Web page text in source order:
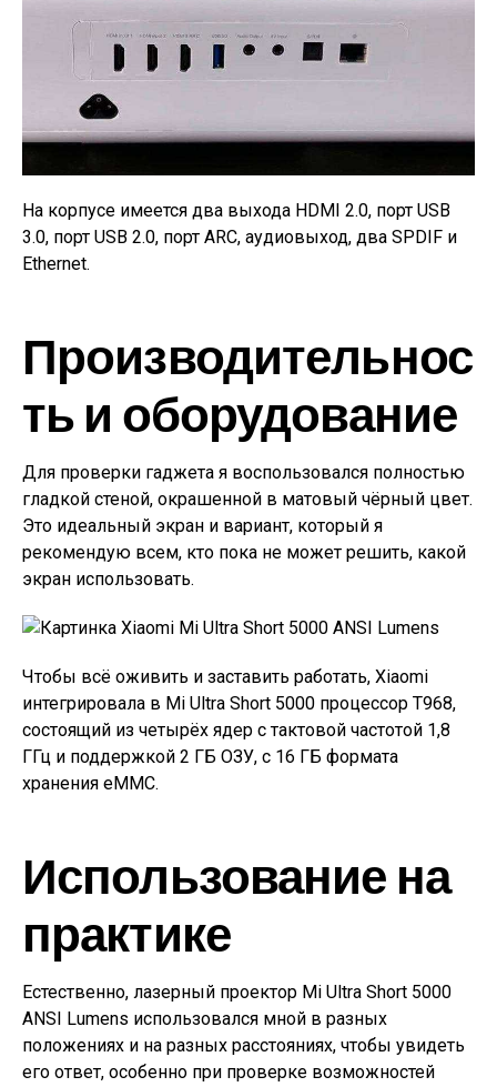
На корпусе имеется два выхода HDMI 2.0, порт USB
3.0, порт USB 2.0, порт ARC, аудиовыход, два SPDIF и
Ethernet.
Производительнос
ть и оборудование
Для проверки гаджета я воспользовался полностью
гладкой стеной, окрашенной в матовый чёрный цвет.
Это идеальный экран и вариант, который я
рекомендую всем, кто пока не может решить, какой
экран использовать.
Чтобы всё оживить и заставить работать, Xiaomi
интегрировала в Mi Ultra Short 5000 процессор T968,
состоящий из четырёх ядер с тактовой частотой 1,8
ГГц и поддержкой 2 ГБ ОЗУ, с 16 ГБ формата
хранения eMMC.
Использование на
практике
Естественно, лазерный проектор Mi Ultra Short 5000
ANSI Lumens использовался мной в разных
положениях и на разных расстояниях, чтобы увидеть
его ответ, особенно при проверке возможностей